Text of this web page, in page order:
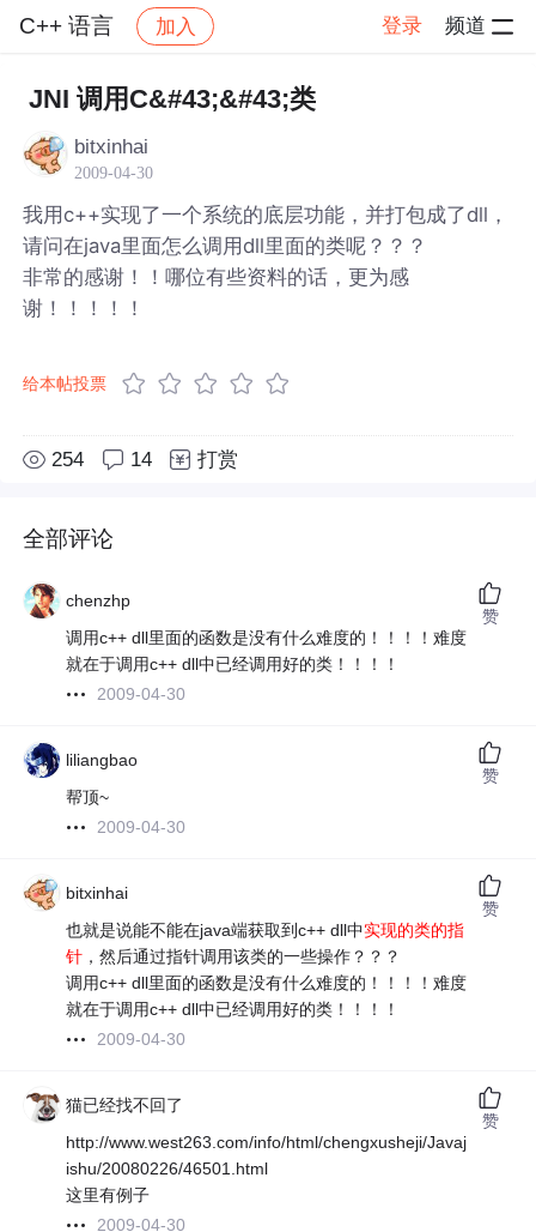
C++ 语言 加入 登录 频道
社区 C++ 语言 帖子详情
JNI 调用C&#43;&#43;类
bitxinhai
2009-04-30
我用c++实现了一个系统的底层功能，并打包成了dll，
请问在java里面怎么调用dll里面的类呢？？？
非常的感谢！！哪位有些资料的话，更为感
谢！！！！！
给本帖投票
254 14 打赏
全部评论
chenzhp
调用c++ dll里面的函数是没有什么难度的！！！！难度
就在于调用c++ dll中已经调用好的类！！！！
2009-04-30
赞
liliangbao
帮顶~
2009-04-30
赞
bitxinhai
也就是说能不能在java端获取到c++ dll中实现的类的指
针 ，然后通过指针调用该类的一些操作？？？
调用c++ dll里面的函数是没有什么难度的！！！！难度
就在于调用c++ dll中已经调用好的类！！！！
2009-04-30
赞
猫已经找不回了
http://www.west263.com/info/html/chengxusheji/Javaj
ishu/20080226/46501.html
这里有例子
2009-04-30
赞